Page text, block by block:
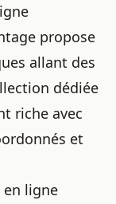
propose
allant des
dédiée
riche avec
et
ligne